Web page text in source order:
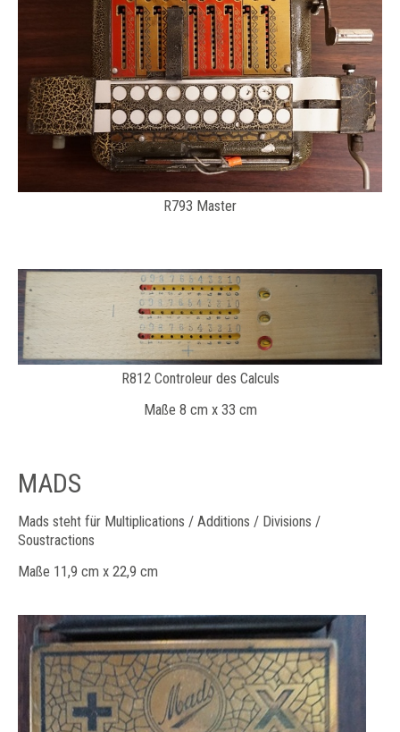
R793 Master
R812 Controleur des Calculs
Maße 8 cm x 33 cm
MADS
Mads steht für Multiplications / Additions / Divisions /
Soustractions
Maße 11,9 cm x 22,9 cm